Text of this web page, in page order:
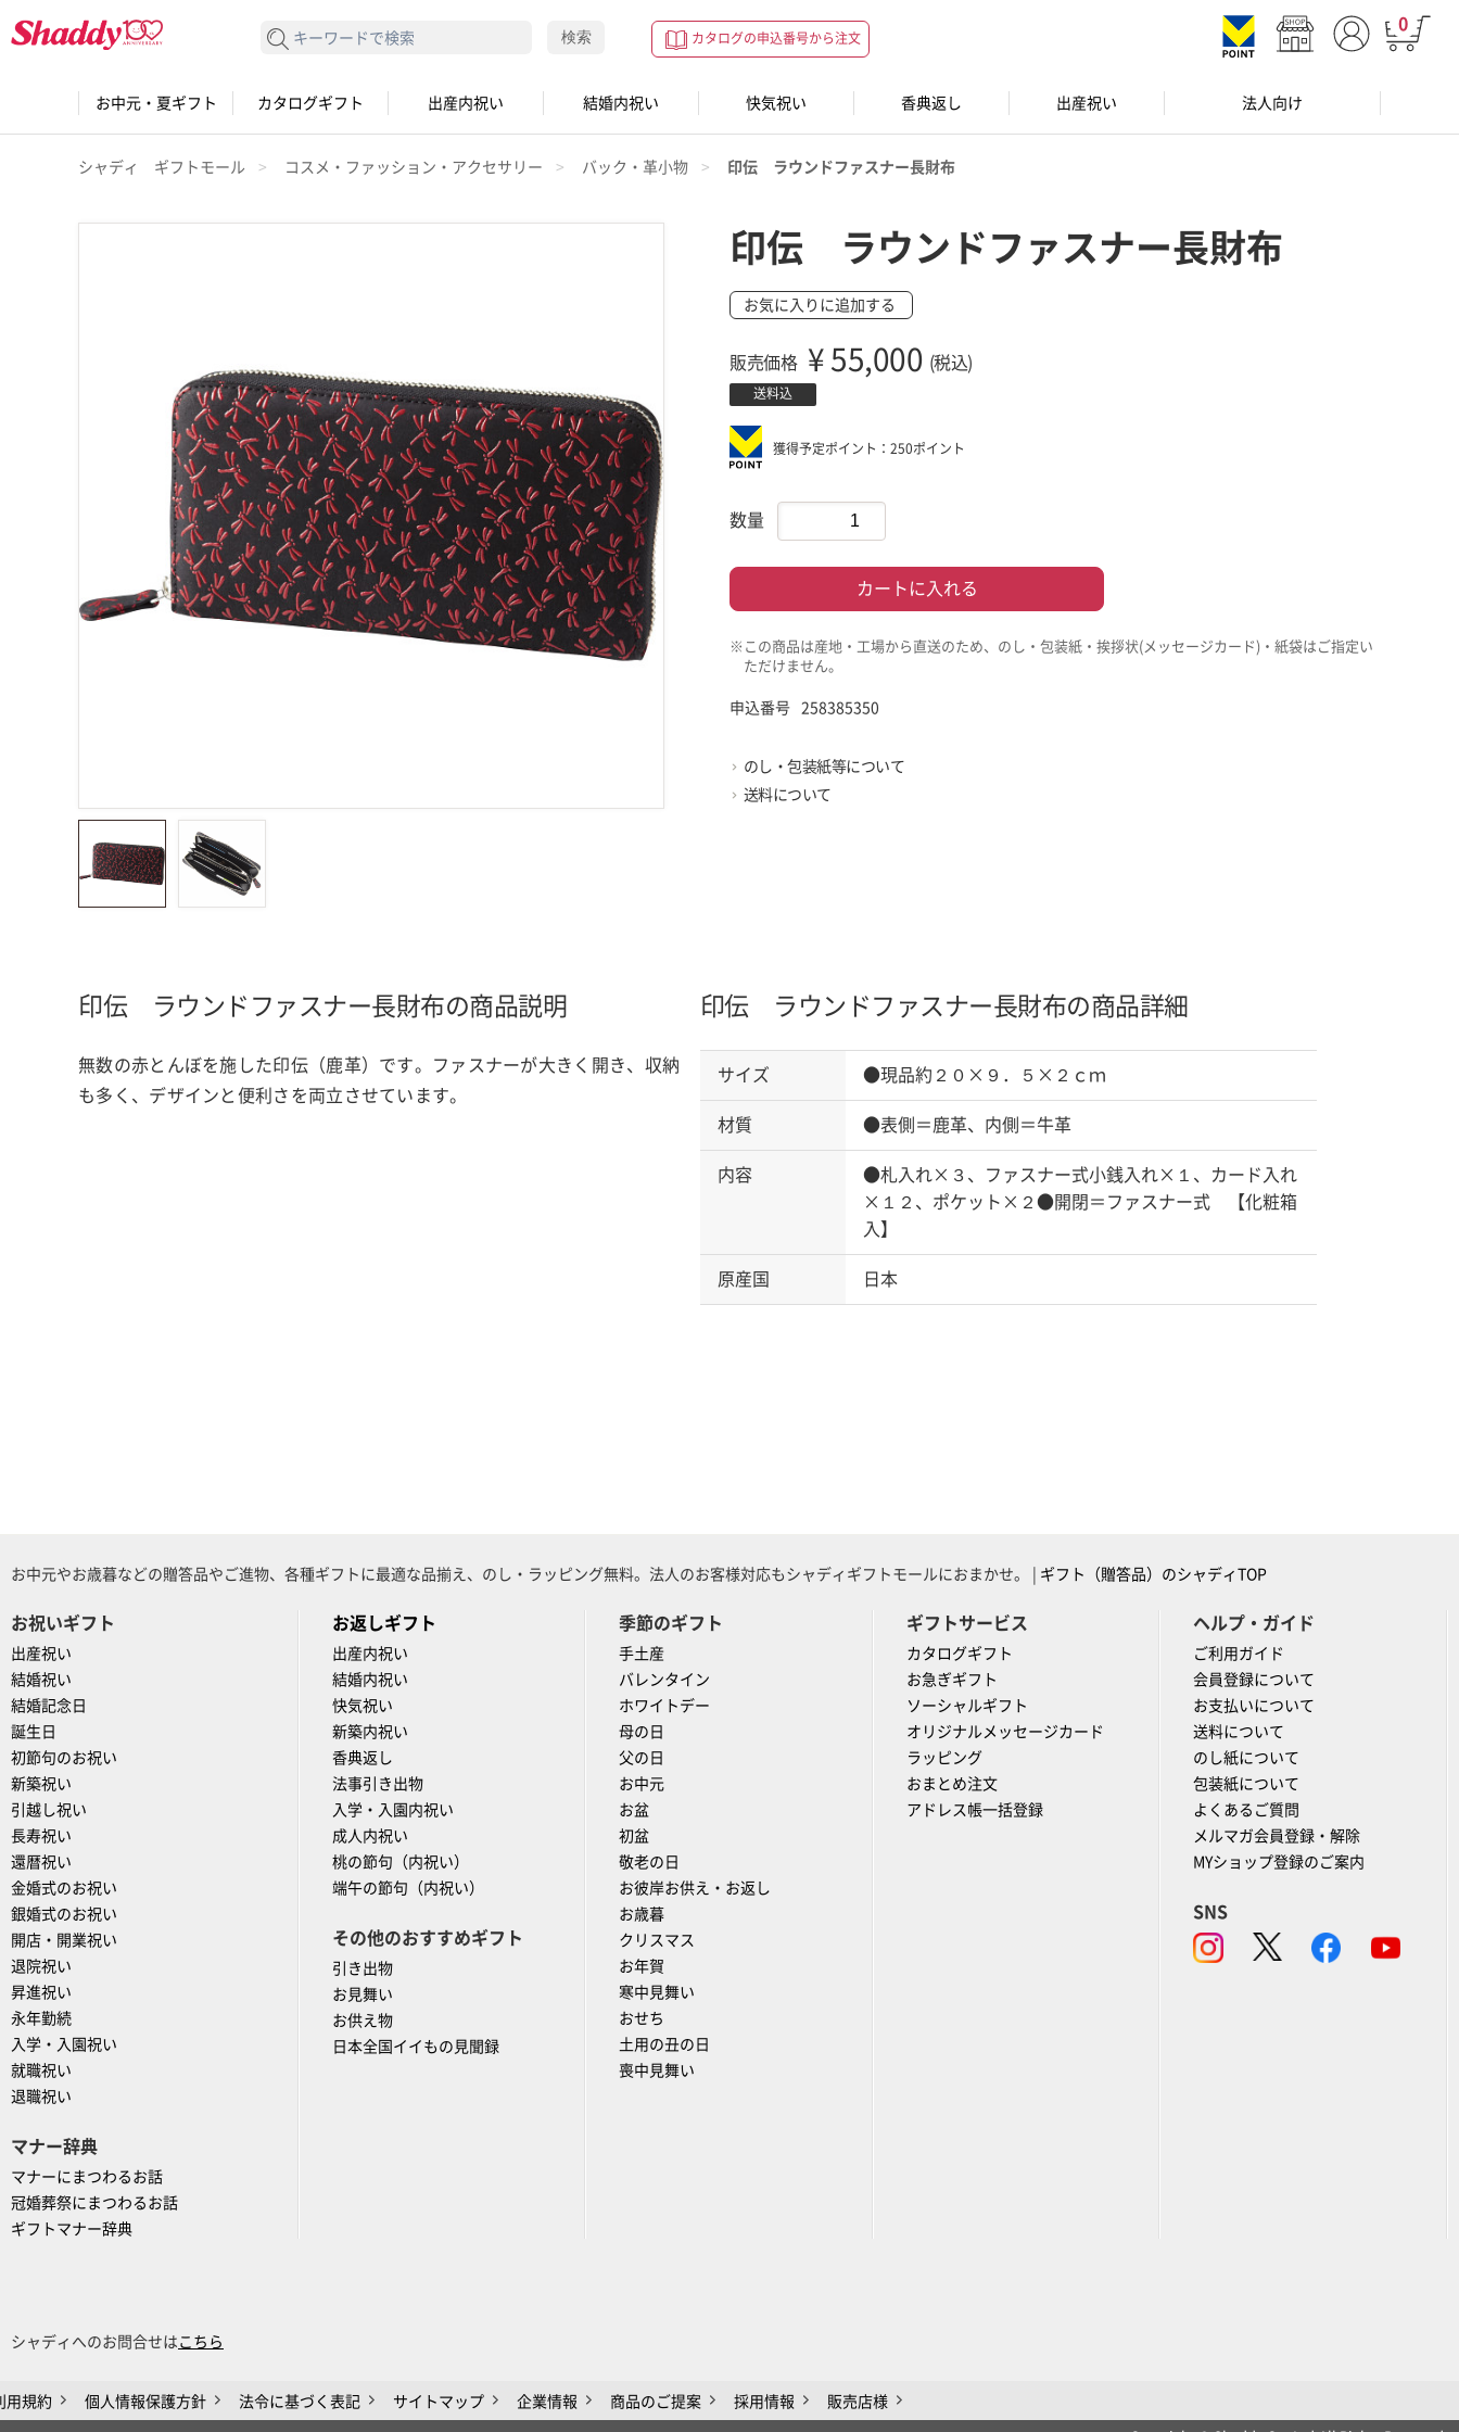
0
カタログの申込番号から注文
検索する 検索
お中元・夏ギフト カタログギフト 出産内祝い 結婚内祝い 快気祝い 香典返し 出産祝い 法人向け
シャディ ギフトモール コスメ・ファッション・アクセサリー バック・革小物 印伝 ラウンドファスナー長財布
印伝 ラウンドファスナー長財布
お気に入りに追加する
販売価格 ¥ 55,000 (税込)
送料込
獲得予定ポイント：250ポイント
数量
カートに入れる
※この商品は産地・工場から直送のため、のし・包装紙・挨拶状(メッセージカード)・紙袋はご指定い
ただけません。
申込番号 258385350
のし・包装紙等について
送料について
印伝 ラウンドファスナー長財布の商品説明
無数の赤とんぼを施した印伝（鹿革）です。ファスナーが大きく開き、収納
も多く、デザインと便利さを両立させています。
印伝 ラウンドファスナー長財布の商品詳細
サイズ ●現品約２０×９．５×２ｃｍ
材質 ●表側＝鹿革、内側＝牛革
内容
●札入れ×３、ファスナー式小銭入れ×１、カード入れ
×１２、ポケット×２●開閉＝ファスナー式 【化粧箱
入】
原産国 日本
お中元やお歳暮などの贈答品やご進物、各種ギフトに最適な品揃え、のし・ラッピング無料。法人のお客様対応もシャディギフトモールにおまかせ。 | ギフト（贈答品）のシャディTOP
お祝いギフト
出産祝い
結婚祝い
結婚記念日
誕生日
初節句のお祝い
新築祝い
引越し祝い
長寿祝い
還暦祝い
金婚式のお祝い
銀婚式のお祝い
開店・開業祝い
退院祝い
昇進祝い
永年勤続
入学・入園祝い
就職祝い
退職祝い
マナー辞典
マナーにまつわるお話
冠婚葬祭にまつわるお話
ギフトマナー辞典
お返しギフト
出産内祝い
結婚内祝い
快気祝い
新築内祝い
香典返し
法事引き出物
入学・入園内祝い
成人内祝い
桃の節句（内祝い）
端午の節句（内祝い）
その他のおすすめギフト
引き出物
お見舞い
お供え物
日本全国イイもの見聞録
季節のギフト
手土産
バレンタイン
ホワイトデー
母の日
父の日
お中元
お盆
初盆
敬老の日
お彼岸お供え・お返し
お歳暮
クリスマス
お年賀
寒中見舞い
おせち
土用の丑の日
喪中見舞い
ギフトサービス
カタログギフト
お急ぎギフト
ソーシャルギフト
オリジナルメッセージカード
ラッピング
おまとめ注文
アドレス帳一括登録
ヘルプ・ガイド
ご利用ガイド
会員登録について
お支払いについて
送料について
のし紙について
包装紙について
よくあるご質問
メルマガ会員登録・解除
MYショップ登録のご案内
SNS
シャディへのお問合せは こちら
用規約 個人情報保護方針 法令に基づく表記 サイトマップ 企業情報 商品のご提案 採用情報 販売店様